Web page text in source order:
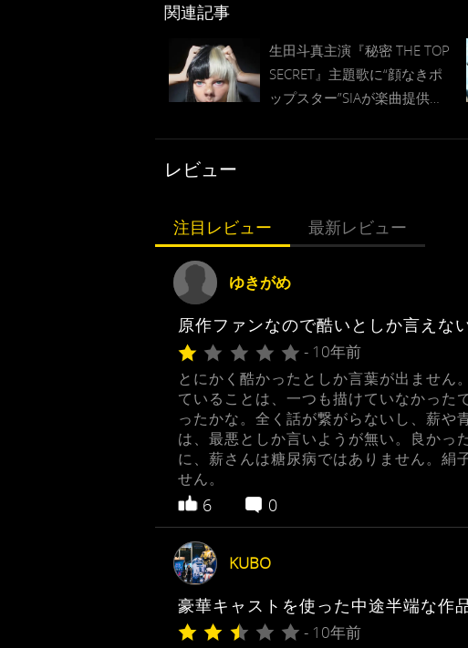
関連記事
生田斗真主演『秘密 THE TOP
SECRET』主題歌に“顔なきポ
ップスター”SIAが楽曲提供、
レビュー
注目レビュー 最新レビュー
ゆきがめ
原作ファンなので酷いとしか言えない
- 10年前
とにかく酷かったとしか言葉が出ませ
ていることは、一つも描けていなかった
ったかな。全く話が繋がらないし、薪や
は、最悪としか言いようが無い。良かっ
に、薪さんは糖尿病ではありません。絹
せん。
6 0
KUBO
豪華キャストを使った中途半端な作
- 10年前